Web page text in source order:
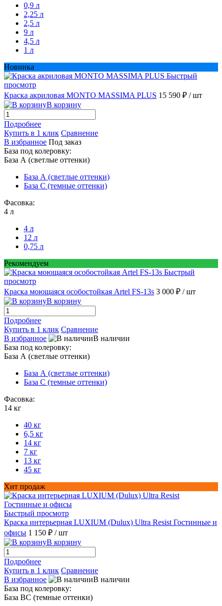
0,9 л
2,25 л
2,5 л
9 л
4,5 л
1 л
Новинка
Быстрый
просмотр
Краска акриловая MONTO MASSIMA PLUS 15 590 ₽ / шт
В корзину
Подробнее
Купить в 1 клик Сравнение
В избранное Под заказ
База под колеровку:
База А (светлые оттенки)
База А (светлые оттенки)
База С (темные оттенки)
Фасовка:
4 л
4 л
12 л
0,75 л
Рекомендуем
Быстрый
просмотр
Краска моющаяся особостойкая Artel FS-13s 3 000 ₽ / шт
В корзину
Подробнее
Купить в 1 клик Сравнение
В избранное
В наличии
База под колеровку:
База А (светлые оттенки)
База А (светлые оттенки)
База С (темные оттенки)
Фасовка:
14 кг
40 кг
6,5 кг
14 кг
7 кг
13 кг
45 кг
Хит продаж
Быстрый просмотр
Краска интерьерная LUXIUM (Dulux) Ultra Resist Гостинные и
офисы 1 150 ₽ / шт
В корзину
Подробнее
Купить в 1 клик Сравнение
В избранное
В наличии
База под колеровку:
База BС (темные оттенки)